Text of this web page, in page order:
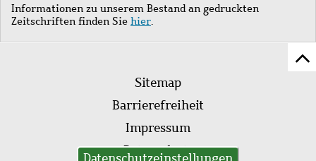
Informationen zu unserem Bestand an gedruckten
Zeitschriften finden Sie hier.
Fußleistenmenü
Sitemap
Barrierefreiheit
Impressum
Datenschutz